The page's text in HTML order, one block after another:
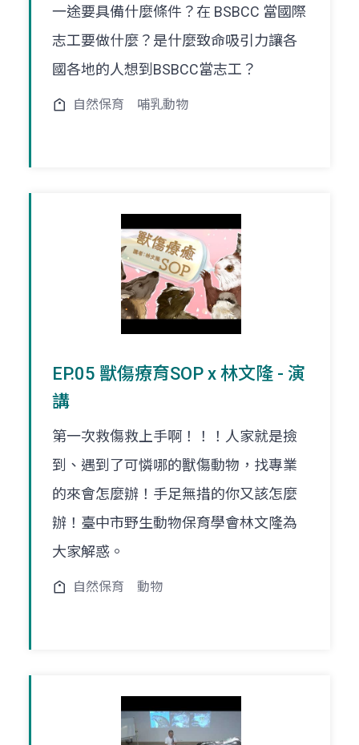
一途要具備什麼條件？在 BSBCC 當國際
志工要做什麼？是什麼致命吸引力讓各
國各地的人想到BSBCC當志工？
自然保育 哺乳動物
EP.05 獸傷療育SOP x 林文隆 - 演
講
第一次救傷救上手啊！！！人家就是撿
到、遇到了可憐哪的獸傷動物，找專業
的來會怎麼辦！手足無措的你又該怎麼
辦！臺中市野生動物保育學會林文隆為
大家解惑。
自然保育 動物